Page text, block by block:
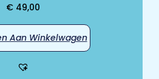
€ 49,00
Aan Winkelwagen